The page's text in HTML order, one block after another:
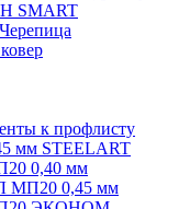
SMART
к профлисту
мм STEELART
0,40 мм
0,45 мм